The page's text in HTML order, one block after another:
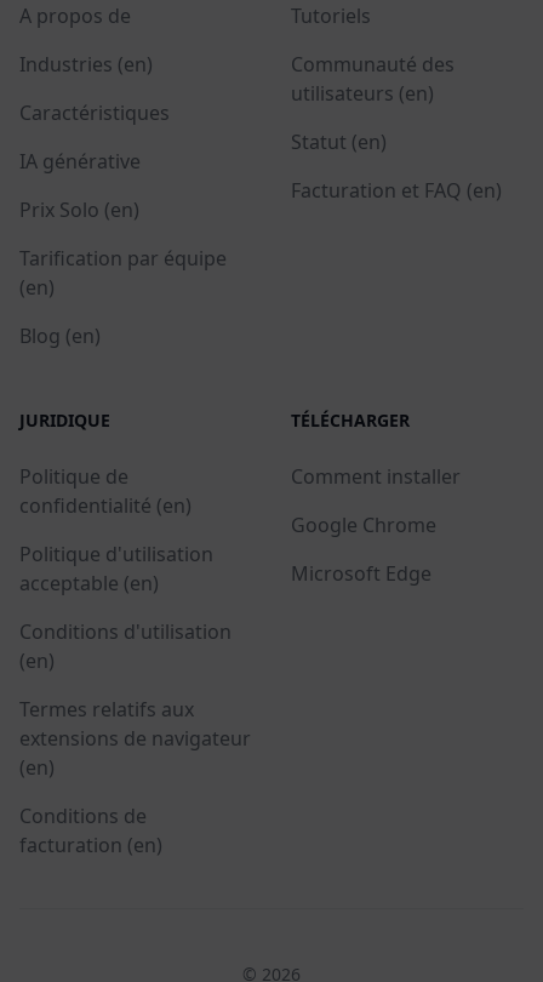
A propos de
Industries (en)
Caractéristiques
IA générative
Prix Solo (en)
Tarification par équipe
(en)
Blog (en)
Tutoriels
Communauté des
utilisateurs (en)
Statut (en)
Facturation et FAQ (en)
JURIDIQUE
Politique de
confidentialité (en)
Politique d'utilisation
acceptable (en)
Conditions d'utilisation
(en)
Termes relatifs aux
extensions de navigateur
(en)
Conditions de
facturation (en)
TÉLÉCHARGER
Comment installer
Google Chrome
Microsoft Edge
© 2026